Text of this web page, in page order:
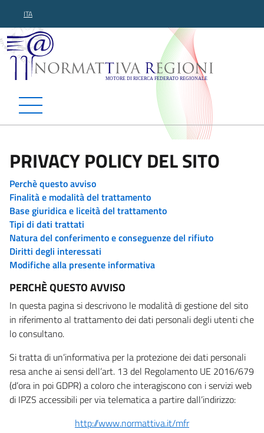
ITA
Normattiva Regioni -
PRIVACY POLICY DEL SITO
Perchè questo avviso
Finalità e modalità del trattamento
Base giuridica e liceità del trattamento
Tipi di dati trattati
Natura del conferimento e conseguenze del rifiuto
Diritti degli interessati
Modifiche alla presente informativa
PERCHÈ QUESTO AVVISO
In questa pagina si descrivono le modalità di gestione del sito
in riferimento al trattamento dei dati personali degli utenti che
lo consultano.
Si tratta di un’informativa per la protezione dei dati personali
resa anche ai sensi dell’art. 13 del Regolamento UE 2016/679
(d’ora in poi GDPR) a coloro che interagiscono con i servizi web
di IPZS accessibili per via telematica a partire dall’indirizzo:
http://www.normattiva.it/mfr